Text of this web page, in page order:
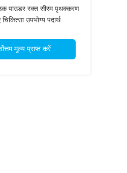
पाउडर रक्त सीरम पृथक्करण
उपभोग्य पदार्थ
मूल्य प्राप्त करें